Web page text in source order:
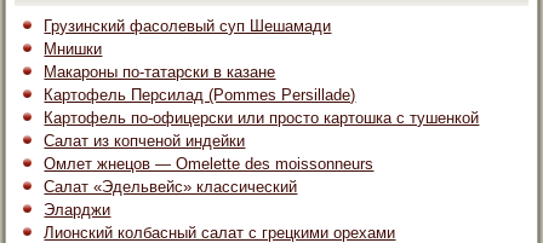
Грузинский фасолевый суп Шешамади
Мнишки
Макароны по-татарски в казане
Картофель Персилад (Pommes Persillade)
Картофель по-офицерски или просто картошка с тушенкой
Салат из копченой индейки
Омлет жнецов — Omelette des moissonneurs
Салат «Эдельвейс» классический
Эларджи
Лионский колбасный салат с грецкими орехами